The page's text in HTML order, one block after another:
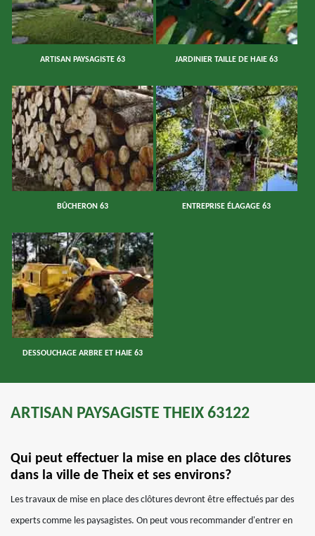
ARTISAN PAYSAGISTE 63 JARDINIER TAILLE DE HAIE 63
BÛCHERON 63 ENTREPRISE ÉLAGAGE 63
DESSOUCHAGE ARBRE ET HAIE 63
ARTISAN PAYSAGISTE THEIX 63122
Qui peut effectuer la mise en place des clôtures
dans la ville de Theix et ses environs?
Les travaux de mise en place des clôtures devront être effectués par des
experts comme les paysagistes. On peut vous recommander d'entrer en